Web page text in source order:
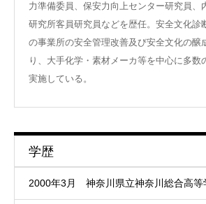
力準備委員、保安力向上センター研究員、
研究所客員研究員などを歴任。安全文化診
の事業所の安全管理改善及び安全文化の醸
り、大手化学・素材メーカ等を中心に多数
実施している。
学歴
2000年3月 神奈川県立神奈川総合高等